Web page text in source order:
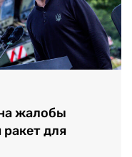
жалобы
для